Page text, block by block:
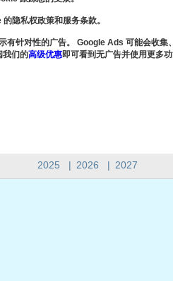
2025 | 2026 | 2027
隐私权政策和服务条款。
有针对性的广告。 Google Ads 可能会收集
我们的高级优惠即可看到无广告并使用更多功